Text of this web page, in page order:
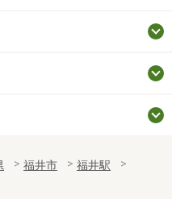
福井市
福井駅